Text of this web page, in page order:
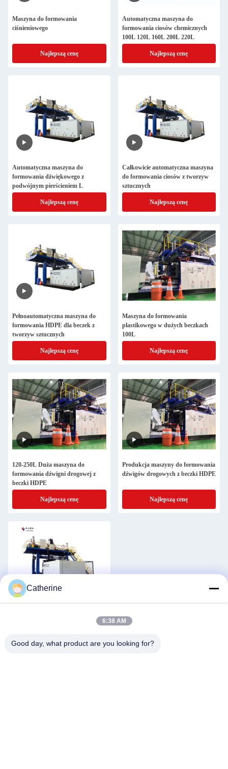
Maszyna do formowania
ciśnieniowego
Najlepszą cenę
Automatyczna maszyna do
formowania ciosów chemicznych
100L 120L 160L 200L 220L
Najlepszą cenę
Automatyczna maszyna do
formowania dźwiękowego z
podwójnym pierścieniem L
Najlepszą cenę
Całkowicie automatyczna maszyna
do formowania ciosów z tworzyw
sztucznych
Najlepszą cenę
Pełnoautomatyczna maszyna do
formowania HDPE dla beczek z
tworzyw sztucznych
Najlepszą cenę
Maszyna do formowania
plastikowego w dużych beczkach
100L
Najlepszą cenę
120-250L Duża maszyna do
formowania dźwigni drogowej z
beczki HDPE
Najlepszą cenę
Produkcja maszyny do formowania
dźwigów drogowych z beczki HDPE
Najlepszą cenę
Najlepszą cenę
Catherine
6:38 AM
Good day, what product are you looking for?